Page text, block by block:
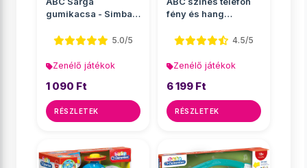
gumikacsa - Simba
5.0/5
Zenélő játékok
1 090 Ft
RÉSZLETEK
fény és hang
Toys
4.5/5
Zenélő játékok
6 199 Ft
RÉSZLETEK